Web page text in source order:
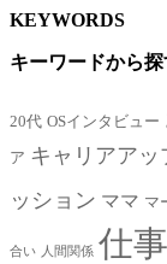
KEYWORDS
キーワードから探
20代 OSインタビュー
ア キャリアアッ
ッション ママ マ
合い 人間関係 仕事